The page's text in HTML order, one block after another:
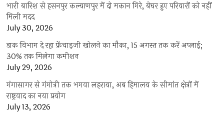
भारी बारिश से हसनपुर कल्याणपुर में दो मकान गिरे, बेघर हुए परिवारों को नहीं
मिली मदद
July 30, 2026
डाक विभाग दे रहा फ्रेंचाइजी खोलने का मौका, 15 अगस्त तक करें अप्लाई;
30% तक मिलेगा कमीशन
July 29, 2026
गंगासागर से गंगोत्री तक भगवा लहराया, अब हिमालय के सीमांत क्षेत्रों में
राष्ट्रवाद का नया प्रयोग
July 13, 2026